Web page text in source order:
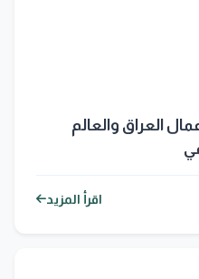
العراق والعالم
اقرأ المزيد